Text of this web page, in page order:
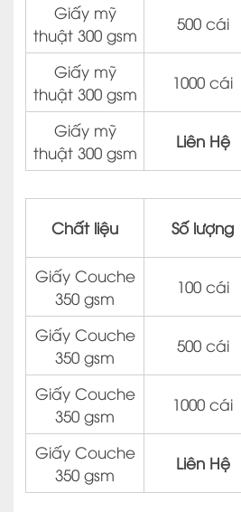
Giấy mỹ
thuật 300 gsm
500 cái
Giấy mỹ
thuật 300 gsm
1000 cái
Giấy mỹ
thuật 300 gsm
Liên Hệ
Chất liệu Số lượng
Giấy Couche
350 gsm
100 cái
Giấy Couche
350 gsm
500 cái
Giấy Couche
350 gsm
1000 cái
Giấy Couche
350 gsm
Liên Hệ